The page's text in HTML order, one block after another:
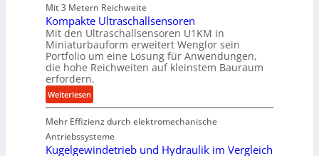
P
r
o
d
u
k
t
i
o
n
i
Mit 3 Metern Reichweite
Kompakte Ultraschallsensoren
Mit den Ultraschallsensoren U1KM in
Miniaturbauform erweitert Wenglor sein
Portfolio um eine Lösung für Anwendungen,
die hohe Reichweiten auf kleinstem Bauraum
erfordern.
Weiterlesen:
K
o
m
p
Mehr Effizienz durch elektromechanische
Antriebssysteme
Kugelgewindetrieb und Hydraulik im Vergleich